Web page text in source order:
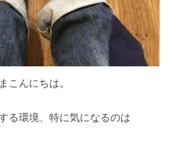
こんにちは。
る環境、特に気になるのは